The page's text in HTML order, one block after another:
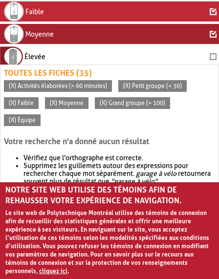
Faible
Moyenne
Élevée
TOUTES LES FICHES (35)
(X) Activités élaborées (> 60 minutes) (X) Petit groupe (< 30)
(X) Faible (X) Moyenne (X) Grand groupe (> 100)
(X) Équipe
Votre recherche n'a donné aucun résultat
Vérifiez que l'orthographe est correcte.
Supprimez les guillemets autour des expressions pour
rechercher chaque mot séparément. garage à véloretournera
souvent plus de résultat que"garage à vélo".
Envisagez d'élargir votre recherche avec OR.garage OR vélo
retournera souvent plus de résultat quegarage à vélo
NOTRE SITE WEB UTILISE DES TÉMOINS AFIN DE
REHAUSSER VOTRE EXPÉRIENCE DE NAVIGATION.
Le site web de Polytechnique Montréal utilise des témoins de connexion
afin de recueillir des statistiques générales et offrir une meilleure
expérience à ses visiteurs. En naviguant sur le site, vous acceptez
l’utilisation de ces témoins selon les modalités spécifiées aux conditions
d’utilisation. Vous pouvez refuser les témoins de connexion en modifiant
vos paramètres de navigation. Pour en savoir plus sur le recours aux
témoins de connexion et sur la protection de vos renseignements
personnels,cliquez ici.